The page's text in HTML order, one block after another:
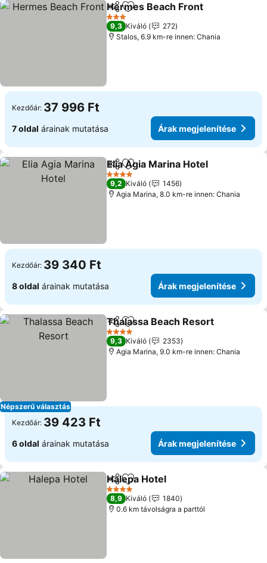
Megosztás
Hozzáadás a kedvencekhez
Hermes Beach Front
3 Kategória
9,3 Kiváló
272
Stalos, 6.9 km-re innen: Chania
Kezdőár: 37 996 Ft
7 oldal árainak mutatása Árak megjelenítése
Megosztás
Hozzáadás a kedvencekhez
Elia Agia Marina Hotel
4 Kategória
9,2 Kiváló
1456
Agia Marina, 8.0 km-re innen: Chania
Kezdőár: 39 340 Ft
8 oldal árainak mutatása Árak megjelenítése
Népszerű választás
Megosztás
Hozzáadás a kedvencekhez
Thalassa Beach Resort
4 Kategória
9,3 Kiváló
2353
Agia Marina, 9.0 km-re innen: Chania
Kezdőár: 39 423 Ft
6 oldal árainak mutatása Árak megjelenítése
Megosztás
Hozzáadás a kedvencekhez
Halepa Hotel
4 Kategória
8,9 Kiváló
1840
0.6 km távolságra a parttól